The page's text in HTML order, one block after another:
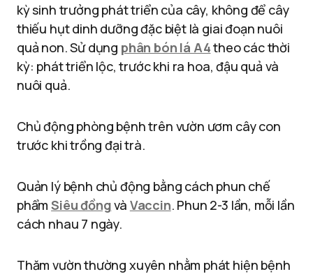
kỳ sinh trưởng phát triển của cây, không để cây
thiếu hụt dinh dưỡng đặc biệt là giai đoạn nuôi
quả non. Sử dụng phân bón lá A4theo các thời
kỳ: phát triển lộc, trước khi ra hoa, đậu quả và
nuôi quả.
Chủ động phòng bệnh trên vườn ươm cây con
trước khi trồng đại trà.
Quản lý bệnh chủ động bằng cách phun chế
phẩmSiêu đồngvà Vaccin. Phun 2-3 lần, mỗi lần
cách nhau 7 ngày.
Thăm vườn thường xuyên nhằm phát hiện bệnh